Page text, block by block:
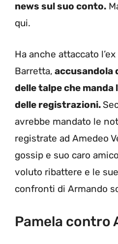
news sul suo conto.
qui.
Ha anche attaccato
Barretta, accusandola
delle talpe che
delle registrazioni.
avrebbe mandato le
registrate ad Amedeo
gossip e suo caro
voluto ribattere e le
confronti di Armando
Pamela contro